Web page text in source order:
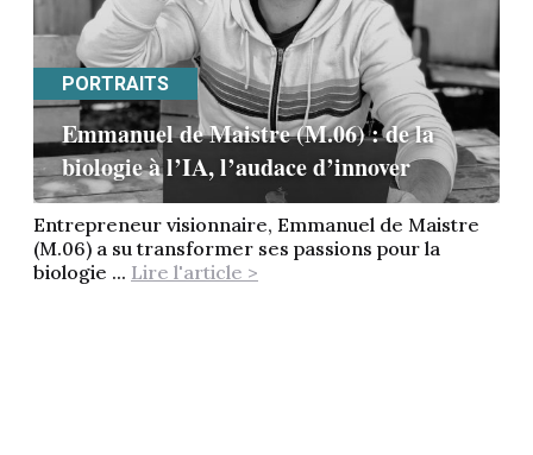
PORTRAITS
Emmanuel de Maistre (M.06) : de la
biologie à l’IA, l’audace d’innover
Entrepreneur visionnaire, Emmanuel de Maistre
(M.06) a su transformer ses passions pour la
biologie ... Lire l'article >